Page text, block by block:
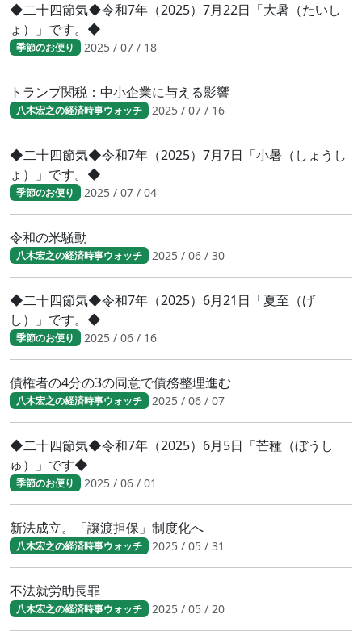
◆二十四節気◆令和7年（2025）7月22日「大暑（たいし
ょ）」です。◆
季節のお便り 2025 / 07 / 18
トランプ関税：中小企業に与える影響
八木宏之の経済時事ウォッチ 2025 / 07 / 16
◆二十四節気◆令和7年（2025）7月7日「小暑（しょうし
ょ）」です。◆
季節のお便り 2025 / 07 / 04
令和の米騒動
八木宏之の経済時事ウォッチ 2025 / 06 / 30
◆二十四節気◆令和7年（2025）6月21日「夏至（げ
し）」です。◆
季節のお便り 2025 / 06 / 16
債権者の4分の3の同意で債務整理進む
八木宏之の経済時事ウォッチ 2025 / 06 / 07
◆二十四節気◆令和7年（2025）6月5日「芒種（ぼうし
ゅ）」です◆
季節のお便り 2025 / 06 / 01
新法成立。「譲渡担保」制度化へ
八木宏之の経済時事ウォッチ 2025 / 05 / 31
不法就労助長罪
八木宏之の経済時事ウォッチ 2025 / 05 / 20